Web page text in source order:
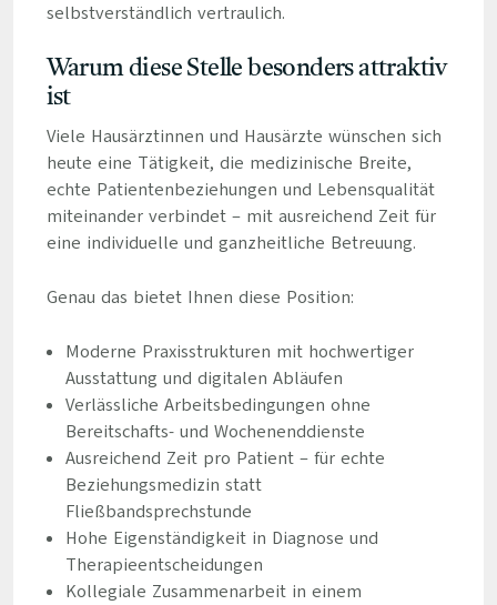
selbstverständlich vertraulich.
Warum diese Stelle besonders attraktiv
ist
Viele Hausärztinnen und Hausärzte wünschen sich
heute eine Tätigkeit, die medizinische Breite,
echte Patientenbeziehungen und Lebensqualität
miteinander verbindet – mit ausreichend Zeit für
eine individuelle und ganzheitliche Betreuung.
Genau das bietet Ihnen diese Position:
Moderne Praxisstrukturen mit hochwertiger
Ausstattung und digitalen Abläufen
Verlässliche Arbeitsbedingungen ohne
Bereitschafts- und Wochenenddienste
Ausreichend Zeit pro Patient – für echte
Beziehungsmedizin statt
Fließbandsprechstunde
Hohe Eigenständigkeit in Diagnose und
Therapieentscheidungen
Kollegiale Zusammenarbeit in einem